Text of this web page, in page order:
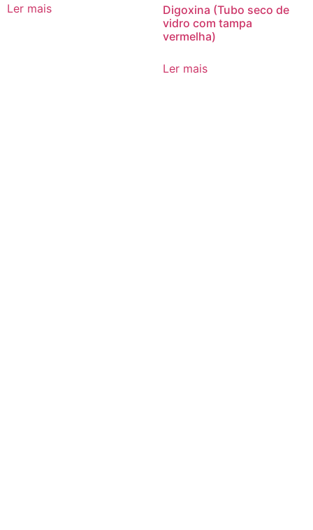
Ler mais
Digoxina (Tubo seco de
vidro com tampa
vermelha)
Ler mais